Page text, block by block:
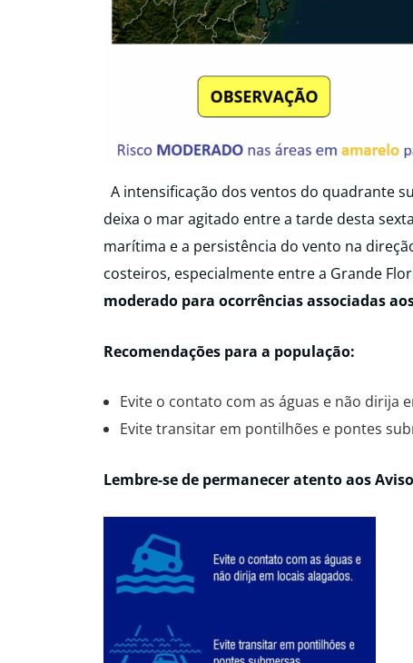
A intensificação dos ventos do quadrante
deixa o mar agitado entre a tarde desta
marítima e a persistência do vento na
costeiros, especialmente entre a Grande
moderado para ocorrências associadas
Recomendações para a população:
Evite o contato com as águas e não dirija
Evite transitar em pontilhões e pontes
Lembre-se de permanecer atento aos